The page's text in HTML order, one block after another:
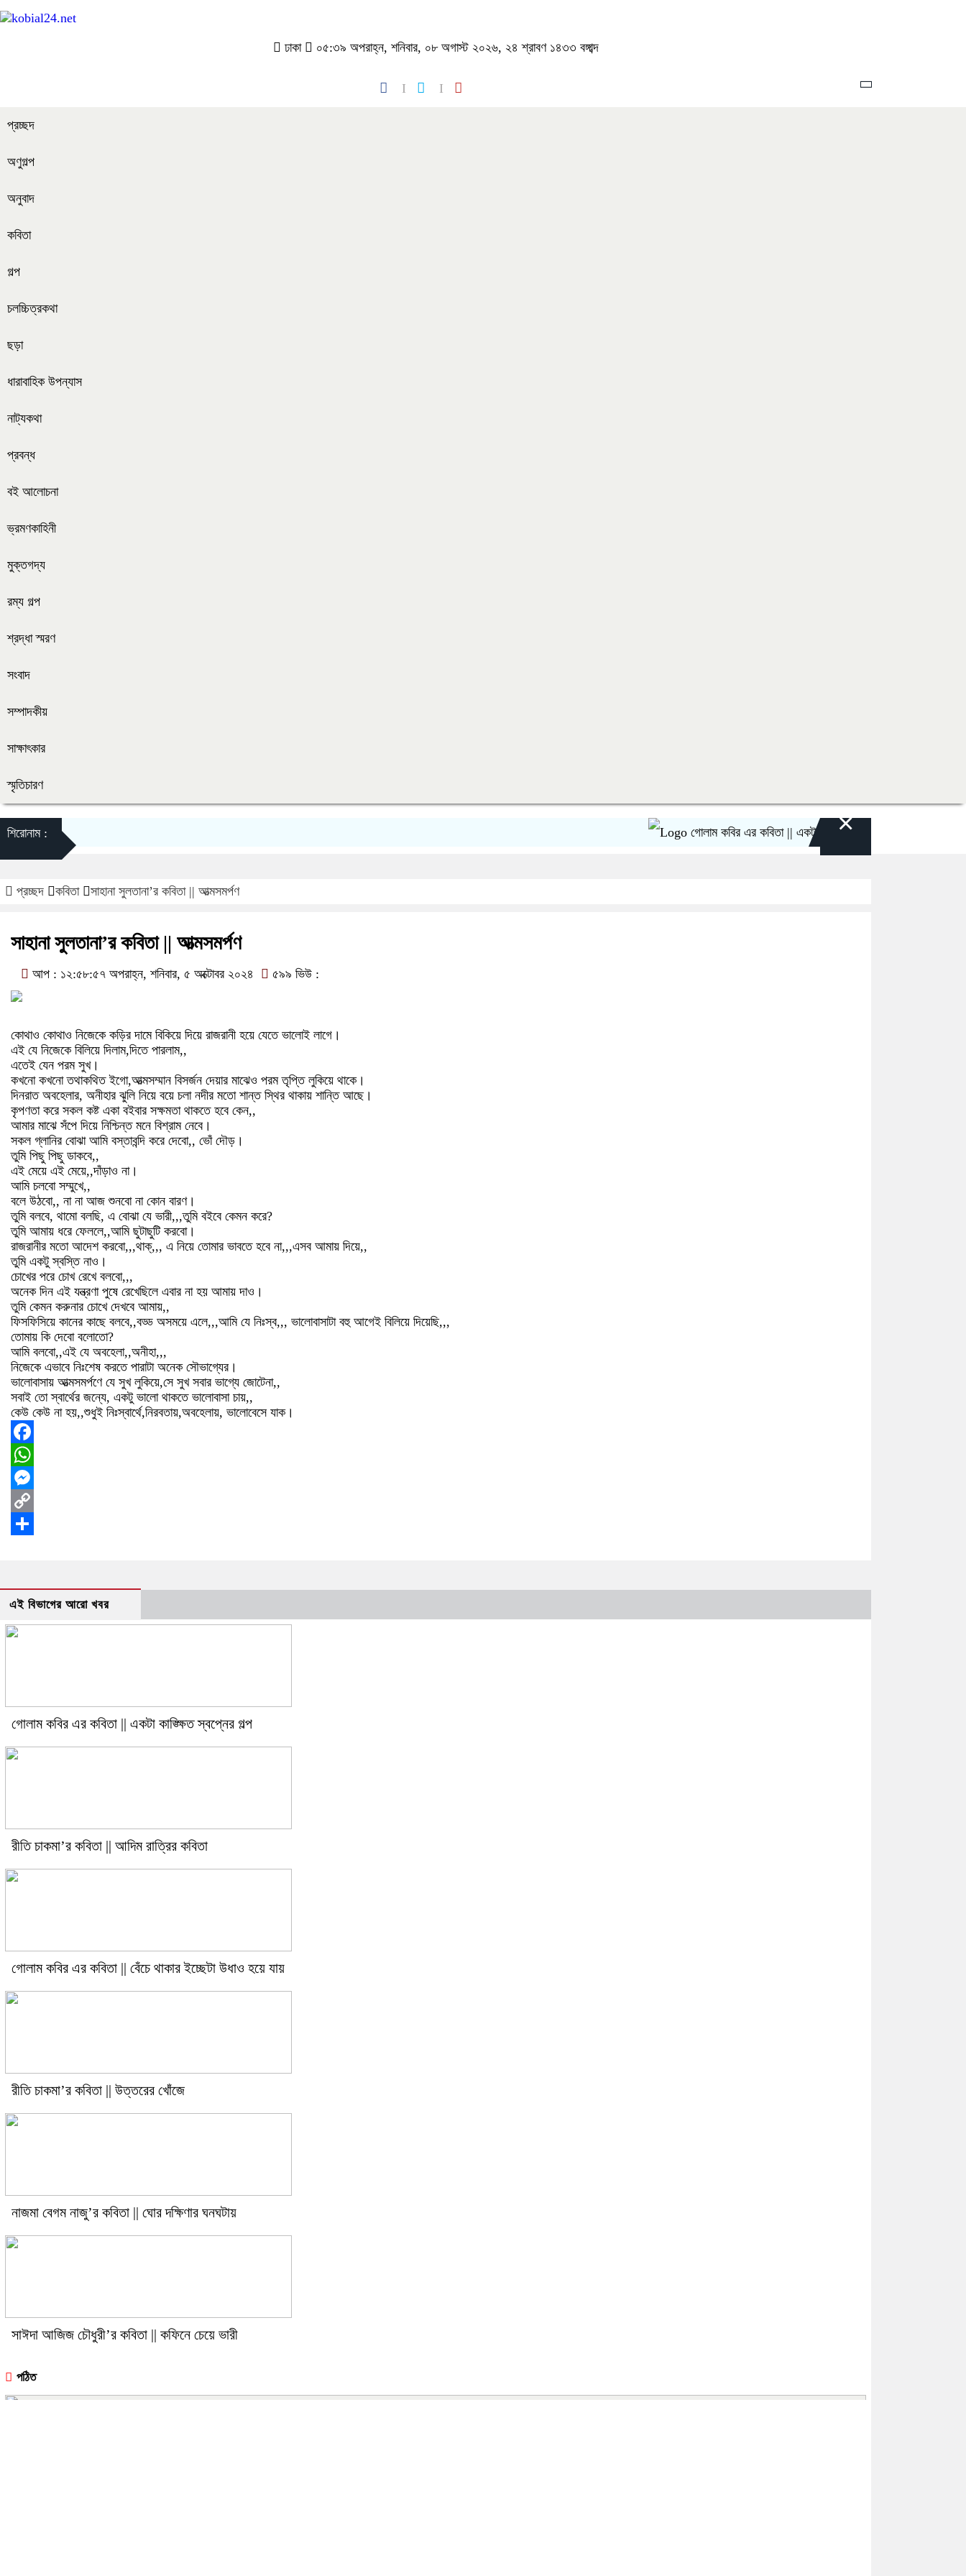
ঢাকা ০৫:৩৯ অপরাহ্ন, শনিবার, ০৮ অগাস্ট ২০২৬, ২৪ শ্রাবণ ১৪৩৩ বঙ্গাব্দ
প্রচ্ছদ
অণুগল্প
অনুবাদ
কবিতা
গল্প
চলচ্চিত্রকথা
ছড়া
ধারাবাহিক উপন্যাস
নাট্যকথা
প্রবন্ধ
বই আলোচনা
ভ্রমণকাহিনী
মুক্তগদ্য
রম্য গল্প
শ্রদ্ধা স্মরণ
সংবাদ
সম্পাদকীয়
সাক্ষাৎকার
স্মৃতিচারণ
শিরোনাম : গোলাম কবির এর কবিতা || একটা কাঙ্ক্ষিত স্বপ্নের গল্প
×
প্রচ্ছদ কবিতা সাহানা সুলতানা’র কবিতা || আত্মসমর্পণ
সাহানা সুলতানা’র কবিতা || আত্মসমর্পণ
আপ : ১২:৫৮:৫৭ অপরাহ্ন, শনিবার, ৫ অক্টোবর ২০২৪ ৫৯৯ ভিউ :
কোথাও কোথাও নিজেকে কড়ির দামে বিকিয়ে দিয়ে রাজরানী হয়ে যেতে ভালোই লাগে।
এই যে নিজেকে বিলিয়ে দিলাম,দিতে পারলাম,,
এতেই যেন পরম সুখ।
কখনো কখনো তথাকথিত ইগো,আত্মসম্মান বিসর্জন দেয়ার মাঝেও পরম তৃপ্তি লুকিয়ে থাকে।
দিনরাত অবহেলার, অনীহার ঝুলি নিয়ে বয়ে চলা নদীর মতো শান্ত স্থির থাকায় শান্তি আছে।
কৃপণতা করে সকল কষ্ট একা বইবার সক্ষমতা থাকতে হবে কেন,,
আমার মাঝে সঁপে দিয়ে নিশ্চিন্ত মনে বিশ্রাম নেবে।
সকল গ্লানির বোঝা আমি বস্তাবন্দি করে দেবো,, ভোঁ দৌড়।
তুমি পিছু পিছু ডাকবে,,
এই মেয়ে এই মেয়ে,,দাঁড়াও না।
আমি চলবো সম্মুখে,,
বলে উঠবো,, না না আজ শুনবো না কোন বারণ।
তুমি বলবে, থামো বলছি, এ বোঝা যে ভারী,,,তুমি বইবে কেমন করে?
তুমি আমায় ধরে ফেললে,,আমি ছুটাছুটি করবো।
রাজরানীর মতো আদেশ করবো,,,থাক্,,, এ নিয়ে তোমার ভাবতে হবে না,,,এসব আমায় দিয়ে,,
তুমি একটু স্বস্তি নাও।
চোখের পরে চোখ রেখে বলবো,,,
অনেক দিন এই যন্ত্রণা পুষে রেখেছিলে এবার না হয় আমায় দাও।
তুমি কেমন করুনার চোখে দেখবে আমায়,,
ফিসফিসিয়ে কানের কাছে বলবে,,বড্ড অসময়ে এলে,,,আমি যে নিঃস্ব,,, ভালোবাসাটা বহু আগেই বিলিয়ে দিয়েছি,,,
তোমায় কি দেবো বলোতো?
আমি বলবো,,এই যে অবহেলা,,অনীহা,,,
নিজেকে এভাবে নিঃশেষ করতে পারাটা অনেক সৌভাগ্যের।
ভালোবাসায় আত্মসমর্পণে যে সুখ লুকিয়ে,সে সুখ সবার ভাগ্যে জোটেনা,,
সবাই তো স্বার্থের জন্যে, একটু ভালো থাকতে ভালোবাসা চায়,,
কেউ কেউ না হয়,,শুধুই নিঃস্বার্থে,নিরবতায়,অবহেলায়, ভালোবেসে যাক।
Facebook
WhatsApp
Messenger
Copy
এই বিভাগের আরো খবর
গোলাম কবির এর কবিতা || একটা কাঙ্ক্ষিত স্বপ্নের গল্প
রীতি চাকমা’র কবিতা || আদিম রাত্রির কবিতা
গোলাম কবির এর কবিতা || বেঁচে থাকার ইচ্ছেটা উধাও হয়ে যায়
রীতি চাকমা’র কবিতা || উত্তরের খোঁজে
নাজমা বেগম নাজু’র কবিতা || ঘোর দক্ষিণার ঘনঘটায়
সাঈদা আজিজ চৌধুরী’র কবিতা || কফিনে চেয়ে ভারী
পঠিত